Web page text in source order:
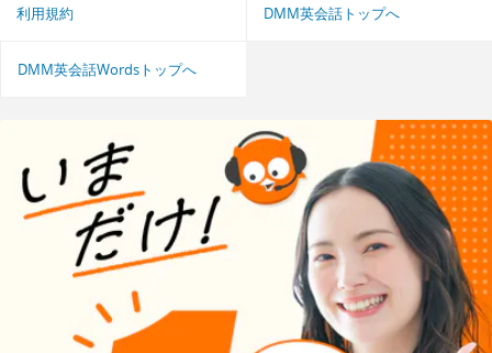
利用規約 DMM英会話トップへ
DMM英会話Wordsトップへ